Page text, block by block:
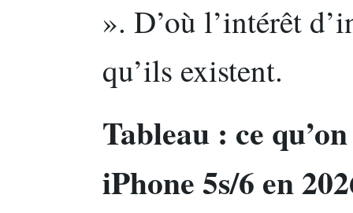
». D’où l’intérêt
qu’ils existent.
Tableau : ce
iPhone 5s/6 en